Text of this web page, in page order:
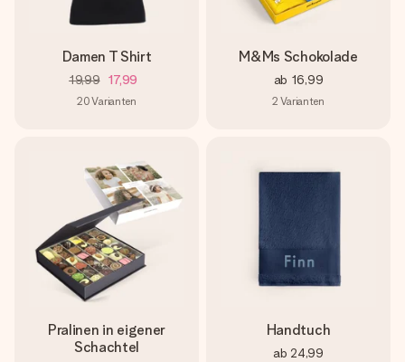
Damen T Shirt
19,99 17,99
20Varianten
M&Ms Schokolade
ab 16,99
2 Varianten
Pralinen in eigener
Schachtel
Handtuch
ab 24,99